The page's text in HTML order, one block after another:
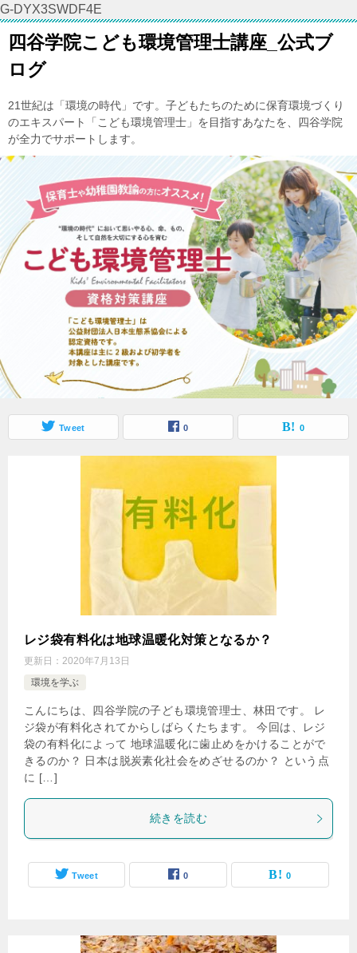
G-DYX3SWDF4E
四谷学院こども環境管理士講座_公式ブ
ログ
21世紀は「環境の時代」です。子どもたちのために保育環境づくり
のエキスパート「こども環境管理士」を目指すあなたを、四谷学院
が全力でサポートします。
Tweet 0 0
レジ袋有料化は地球温暖化対策となるか？
更新日： 2020年7月13日
環境を学ぶ
こんにちは、四谷学院の子ども環境管理士、林田です。 レ
ジ袋が有料化されてからしばらくたちます。 今回は、レジ
袋の有料化によって 地球温暖化に歯止めをかけることがで
きるのか？ 日本は脱炭素化社会をめざせるのか？ という点
に […]
続きを読む
Tweet 0 0